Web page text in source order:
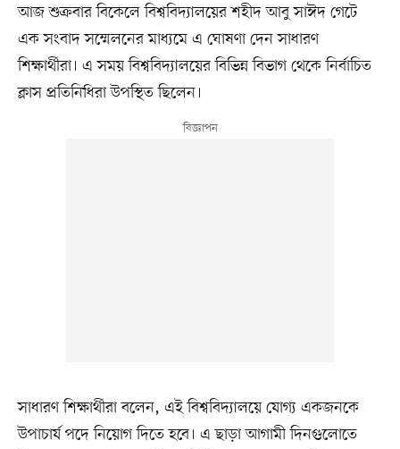
আজ শুক্রবার বিকেলে বিশ্ববিদ্যালয়ের শহীদ আবু সাঈদ গেটে
এক সংবাদ সম্মেলনের মাধ্যমে এ ঘোষণা দেন সাধারণ
শিক্ষার্থীরা। এ সময় বিশ্ববিদ্যালয়ের বিভিন্ন বিভাগ থেকে নির্বাচিত
ক্লাস প্রতিনিধিরা উপস্থিত ছিলেন।
সাধারণ শিক্ষার্থীরা বলেন, এই বিশ্ববিদ্যালয়ে যোগ্য একজনকে
উপাচার্য পদে নিয়োগ দিতে হবে। এ ছাড়া আগামী দিনগুলোতে